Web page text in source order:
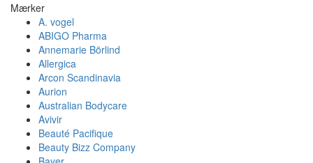
Mærker
A. vogel
ABIGO Pharma
Annemarie Börlind
Allergica
Arcon Scandinavia
Aurion
Australian Bodycare
Avivir
Beauté Pacifique
Beauty Bizz Company